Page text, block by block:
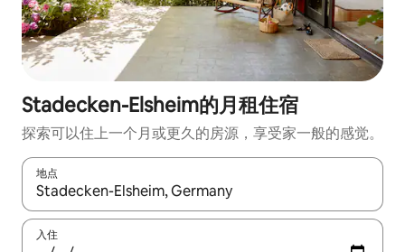
Stadecken-Elsheim的月租住宿
探索可以住上一个月或更久的房源，享受家一般的感觉。
地点
如有搜索结果，请使用上下方向键查看，或通过点击或滑动手势
入住